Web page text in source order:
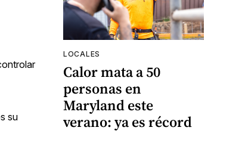
su
LOCALES
Calor mata a 50
personas en
Maryland este
verano: ya es récord